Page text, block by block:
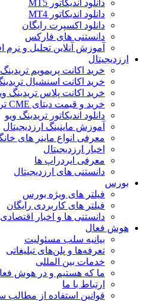
دانلود اندیکاتور MT5
دانلود اندیکاتور MT4
دانلود اکسپرت رایگان
دانستنی های فارکس
آموزش آنلاین تحلیل و نرم
ارزدیجیتال
خرید اکانت پریمویم
خرید اکانت اسنشیال
خرید اکانت پلاس تریدینگ
خرید و قیمت دیتای CME تریدینگ ویو
دانلود اندیکاتور تریدینگ ویو
آموزش ماینینگ ارزدیجیتال
معرفی انواع ماینر های
اخبار ارزدیجیتال
معرفی ایردراپ ها
دانستنی های ارزدیجیتال
بورس
فیلتر های ویژه بورس
فیلتر های کاربردی رایگان
دانستنی ها و اخبار اقتصادی
هوش فعال
بیانیه سلب مسئولیت
تعرفه‌ها و پلن‌های تبلیغاتی
خدمات بین المللی
ما که هستیم و در هوش
ارتباط با ما
قوانین استفاده از